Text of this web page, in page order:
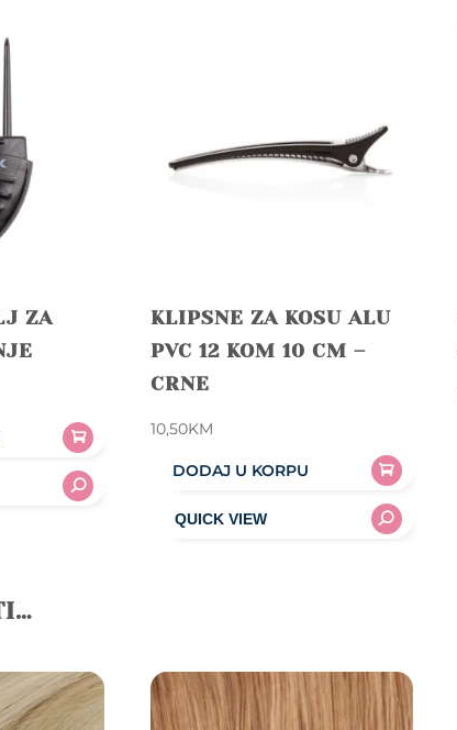
ZA
KLIPSNE ZA KOSU ALU
PVC 12 KOM 10 CM –
CRNE
10,50KM
DODAJ U KORPU